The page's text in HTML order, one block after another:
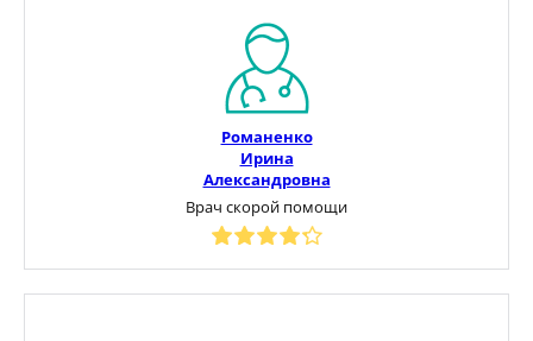
Романенко
Ирина
Александровна
Врач скорой помощи